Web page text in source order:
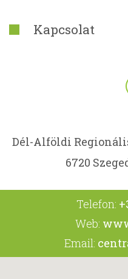
Kapcsolat
Dél-Alföldi
6720
Telefon:
Web:
Email: